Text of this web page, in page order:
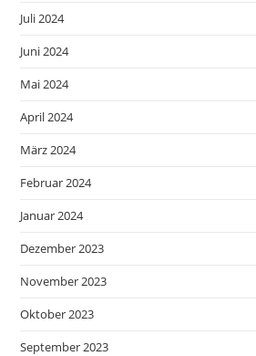
Juli 2024
Juni 2024
Mai 2024
April 2024
März 2024
Februar 2024
Januar 2024
Dezember 2023
November 2023
Oktober 2023
September 2023